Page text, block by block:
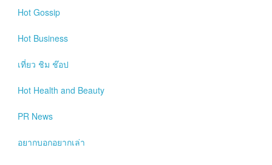
Hot Gossip
Hot Business
เที่ยว ชิม ช๊อป
Hot Health and Beauty
PR News
อยากบอกอยากเล่า